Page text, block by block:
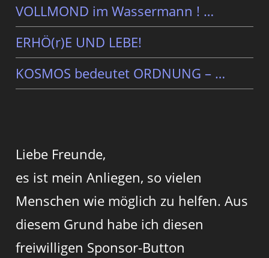
VOLLMOND im Wassermann ! …
ERHÖ(r)E UND LEBE!
KOSMOS bedeutet ORDNUNG – …
Liebe Freunde,
es ist mein Anliegen, so vielen
Menschen wie möglich zu helfen. Aus
diesem Grund habe ich diesen
freiwilligen Sponsor-Button